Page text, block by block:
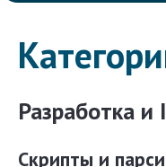
Разработка и
Скрипты и